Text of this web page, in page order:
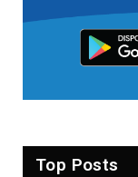
Top Posts